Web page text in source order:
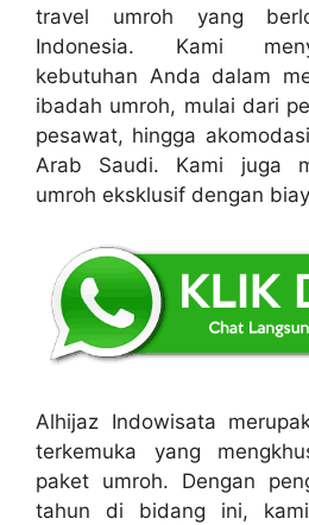
travel umroh yang
Indonesia. Kami
kebutuhan Anda dalam
ibadah umroh, mulai dari
pesawat, hingga
Arab Saudi. Kami juga
umroh eksklusif dengan
Alhijaz Indowisata
terkemuka yang
paket umroh. Dengan
tahun di bidang ini,